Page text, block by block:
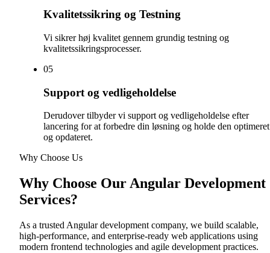
Kvalitetssikring og Testning
Vi sikrer høj kvalitet gennem grundig testning og
kvalitetssikringsprocesser.
05
Support og vedligeholdelse
Derudover tilbyder vi support og vedligeholdelse efter
lancering for at forbedre din løsning og holde den optimeret
og opdateret.
Why Choose Us
Why Choose Our Angular Development
Services?
As a trusted Angular development company, we build scalable,
high-performance, and enterprise-ready web applications using
modern frontend technologies and agile development practices.